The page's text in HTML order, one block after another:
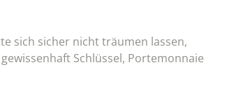
sich sicher nicht träumen lassen,
Schlüssel, Portemonnaie